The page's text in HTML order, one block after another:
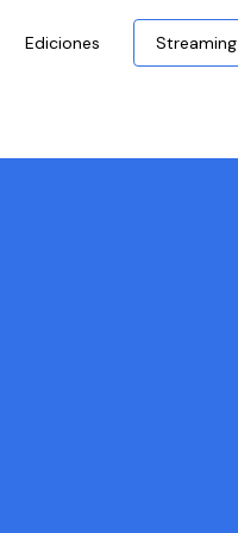
Ediciones Streaming